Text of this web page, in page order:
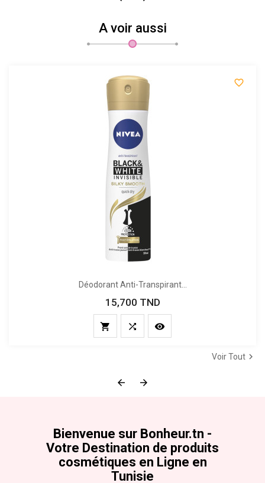
A voir aussi

Déodorant Anti-Transpirant...
Prix
15,700 TND
  
Voir Tout 
 
Bienvenue sur Bonheur.tn -
Votre Destination de produits
cosmétiques en Ligne en
Tunisie